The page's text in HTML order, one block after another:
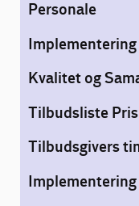
Personale
Implementering
Kvalitet og
Tilbudsliste Pris
Tilbudsgivers
Implementering